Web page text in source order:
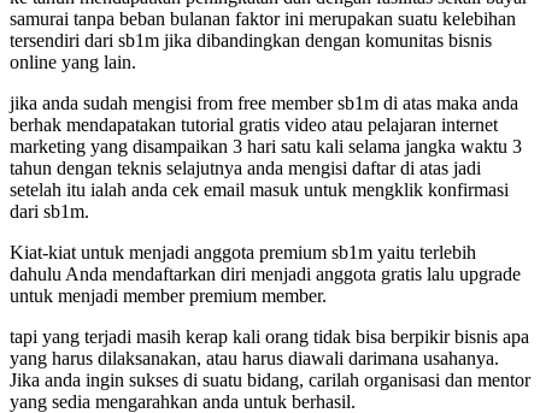
samurai tanpa beban bulanan faktor ini merupakan suatu kelebihan
tersendiri dari sb1m jika dibandingkan dengan komunitas bisnis
online yang lain.
jika anda sudah mengisi from free member sb1m di atas maka anda
berhak mendapatakan tutorial gratis video atau pelajaran internet
marketing yang disampaikan 3 hari satu kali selama jangka waktu 3
tahun dengan teknis selajutnya anda mengisi daftar di atas jadi
setelah itu ialah anda cek email masuk untuk mengklik konfirmasi
dari sb1m.
Kiat-kiat untuk menjadi anggota premium sb1m yaitu terlebih
dahulu Anda mendaftarkan diri menjadi anggota gratis lalu upgrade
untuk menjadi member premium member.
tapi yang terjadi masih kerap kali orang tidak bisa berpikir bisnis apa
yang harus dilaksanakan, atau harus diawali darimana usahanya.
Jika anda ingin sukses di suatu bidang, carilah organisasi dan mentor
yang sedia mengarahkan anda untuk berhasil.